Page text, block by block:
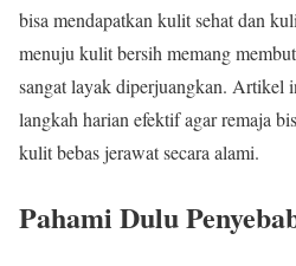
bisa mendapatkan kulit sehat dan
menuju kulit bersih memang
sangat layak diperjuangkan. Artikel
langkah harian efektif agar remaja
kulit bebas jerawat secara alami.
Pahami Dulu